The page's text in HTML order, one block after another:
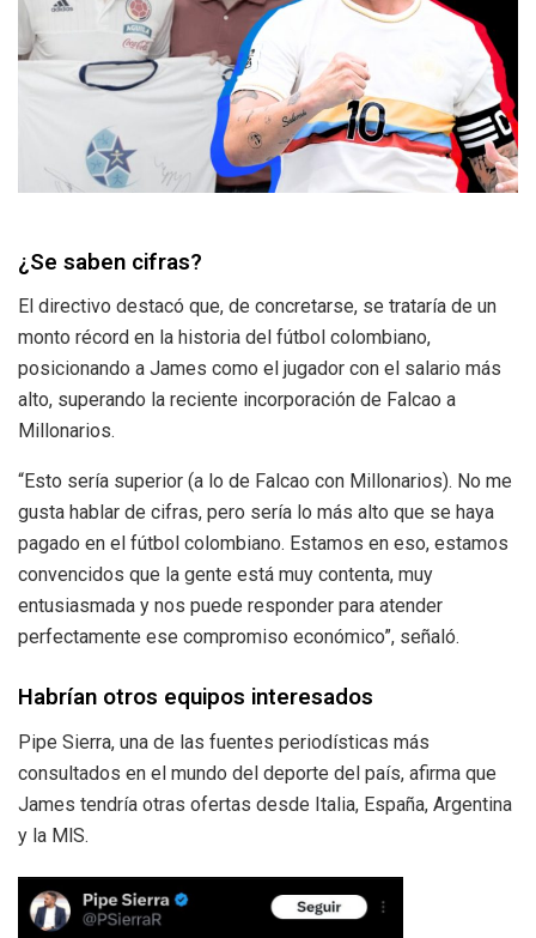
¿Se saben cifras?
El directivo destacó que, de concretarse, se trataría de un
monto récord en la historia del fútbol colombiano,
posicionando a James como el jugador con el salario más
alto, superando la reciente incorporación de Falcao a
Millonarios.
“Esto sería superior (a lo de Falcao con Millonarios). No me
gusta hablar de cifras, pero sería lo más alto que se haya
pagado en el fútbol colombiano. Estamos en eso, estamos
convencidos que la gente está muy contenta, muy
entusiasmada y nos puede responder para atender
perfectamente ese compromiso económico”, señaló.
Habrían otros equipos interesados
Pipe Sierra, una de las fuentes periodísticas más
consultados en el mundo del deporte del país, afirma que
James tendría otras ofertas desde Italia, España, Argentina
y la MlS.